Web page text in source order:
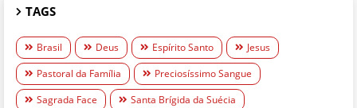
TAGS
Brasil Deus Espírito Santo
Jesus
Pastoral da Família
Preciosíssimo Sangue
Sagrada Face
Santa Brígida da Suécia